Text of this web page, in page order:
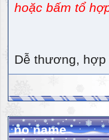
hoặc bấm tổ
Dễ thương, hợp
no name